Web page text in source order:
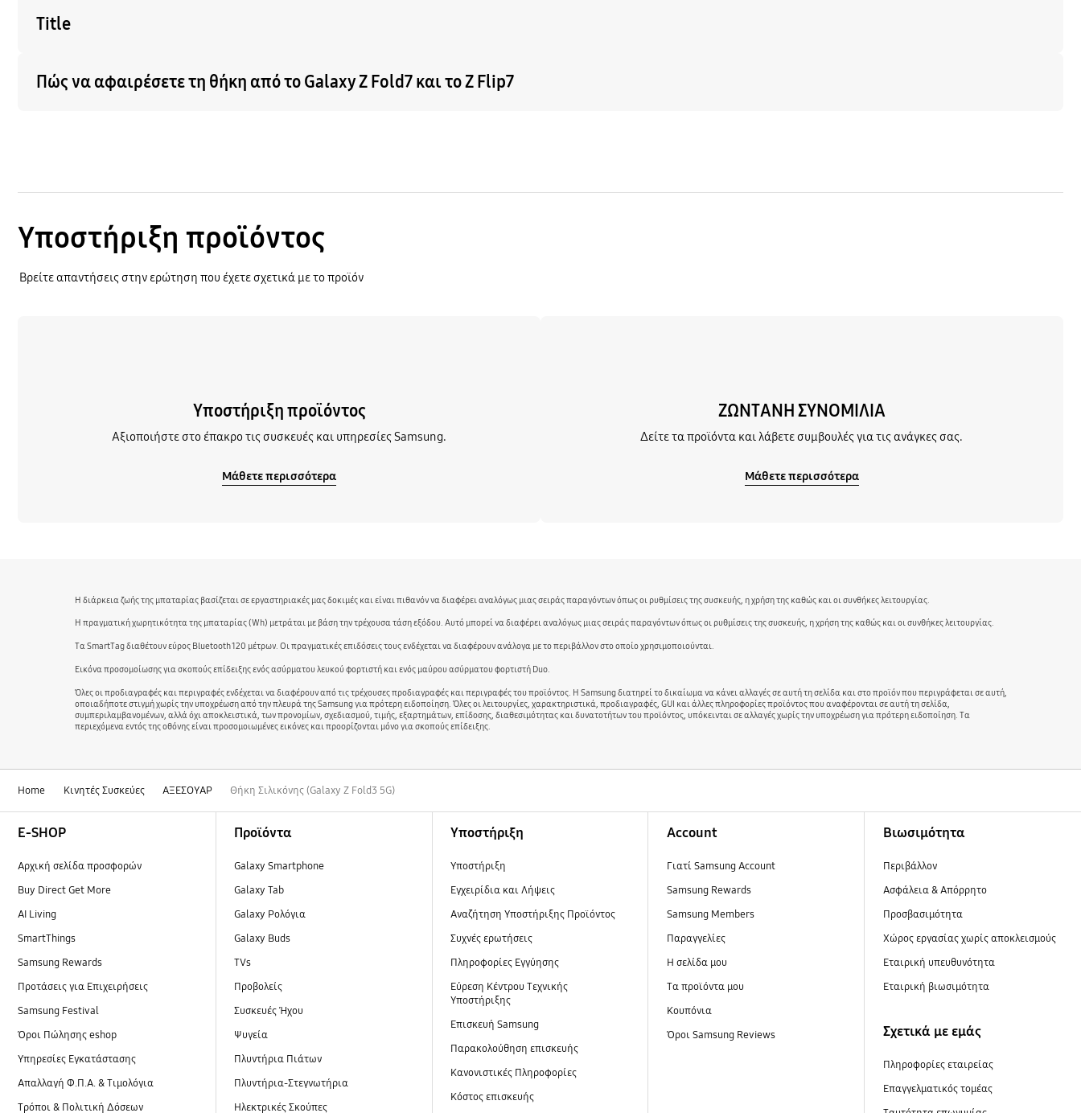
Title
Πώς να αφαιρέσετε τη θήκη από το Galaxy Z Fold7 και το Z Flip7
Υποστήριξη προϊόντος
Βρείτε απαντήσεις στην ερώτηση που έχετε σχετικά με το προϊόν
Υποστήριξη προϊόντος
Αξιοποιήστε στο έπακρο τις συσκευές και υπηρεσίες Samsung.
Μάθετε περισσότερα
ΖΩΝΤΑΝΗ ΣΥΝΟΜΙΛΙΑ
Δείτε τα προϊόντα και λάβετε συμβουλές για τις ανάγκες σας.
Μάθετε περισσότερα
Η διάρκεια ζωής της μπαταρίας βασίζεται σε εργαστηριακές μας δοκιμές και είναι πιθανόν να διαφέρει αναλόγως μιας σειράς παραγόντων όπως οι ρυθμίσεις της συσκευής, η χρήση της καθώς και οι συνθήκες λειτουργίας.
Η πραγματική χωρητικότητα της μπαταρίας (Wh) μετράται με βάση την τρέχουσα τάση εξόδου. Αυτό μπορεί να διαφέρει αναλόγως μιας σειράς παραγόντων όπως οι ρυθμίσεις της συσκευής, η χρήση της καθώς και οι συνθήκες λειτουργίας.
Τα SmartTag διαθέτουν εύρος Bluetooth 120 μέτρων. Οι πραγματικές επιδόσεις τους ενδέχεται να διαφέρουν ανάλογα με το περιβάλλον στο οποίο χρησιμοποιούνται.
Εικόνα προσομοίωσης για σκοπούς επίδειξης ενός ασύρματου λευκού φορτιστή και ενός μαύρου ασύρματου φορτιστή Duo.
Όλες οι προδιαγραφές και περιγραφές ενδέχεται να διαφέρουν από τις τρέχουσες προδιαγραφές και περιγραφές του προϊόντος. Η Samsung διατηρεί το δικαίωμα να κάνει αλλαγές σε αυτή τη σελίδα και στο προϊόν που περιγράφεται σε αυτή,
οποιαδήποτε στιγμή χωρίς την υποχρέωση από την πλευρά της Samsung για πρότερη ειδοποίηση. Όλες οι λειτουργίες, χαρακτηριστικά, προδιαγραφές, GUI και άλλες πληροφορίες προϊόντος που αναφέρονται σε αυτή τη σελίδα,
συμπεριλαμβανομένων, αλλά όχι αποκλειστικά, των προνομίων, σχεδιασμού, τιμής, εξαρτημάτων, επίδοσης, διαθεσιμότητας και δυνατοτήτων του προϊόντος, υπόκεινται σε αλλαγές χωρίς την υποχρέωση για πρότερη ειδοποίηση. Τα
περιεχόμενα εντός της οθόνης είναι προσομοιωμένες εικόνες και προορίζονται μόνο για σκοπούς επίδειξης.
Home Κινητές Συσκεύες ΑΞΕΣΟΥΑΡ Θήκη Σιλικόνης (Galaxy Z Fold3 5G)
E-SHOP
Αρχική σελίδα προσφορών
Buy Direct Get More
AI Living
SmartThings
Samsung Rewards
Προτάσεις για Επιχειρήσεις
Samsung Festival
Όροι Πώλησης eshop
Υπηρεσίες Εγκατάστασης
Απαλλαγή Φ.Π.Α. & Τιμολόγια
Τρόποι & Πολιτική Δόσεων
Προϊόντα
Galaxy Smartphone
Galaxy Tab
Galaxy Ρολόγια
Galaxy Buds
TVs
Προβολείς
Συσκευές Ήχου
Ψυγεία
Πλυντήρια Πιάτων
Πλυντήρια-Στεγνωτήρια
Ηλεκτρικές Σκούπες
Υποστήριξη
Υποστήριξη
Εγχειρίδια και Λήψεις
Αναζήτηση Υποστήριξης Προϊόντος
Συχνές ερωτήσεις
Πληροφορίες Εγγύησης
Εύρεση Κέντρου Τεχνικής
Υποστήριξης
Επισκευή Samsung
Παρακολούθηση επισκευής
Κανονιστικές Πληροφορίες
Κόστος επισκευής
Account
Γιατί Samsung Account
Samsung Rewards
Samsung Members
Παραγγελίες
Η σελίδα μου
Τα προϊόντα μου
Κουπόνια
Όροι Samsung Reviews
Βιωσιμότητα
Περιβάλλον
Ασφάλεια & Απόρρητο
Προσβασιμότητα
Xώρος εργασίας χωρίς αποκλεισμούς
Εταιρική υπευθυνότητα
Εταιρική βιωσιμότητα
Σχετικά με εμάς
Πληροφορίες εταιρείας
Επαγγελματικός τομέας